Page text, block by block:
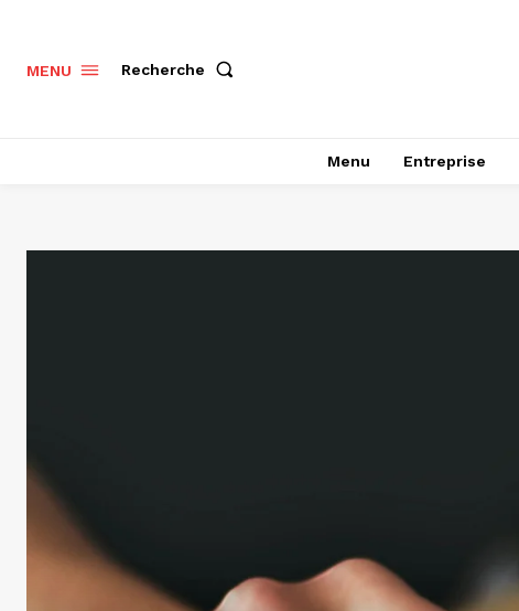
MENU Recherche
Menu Entreprise